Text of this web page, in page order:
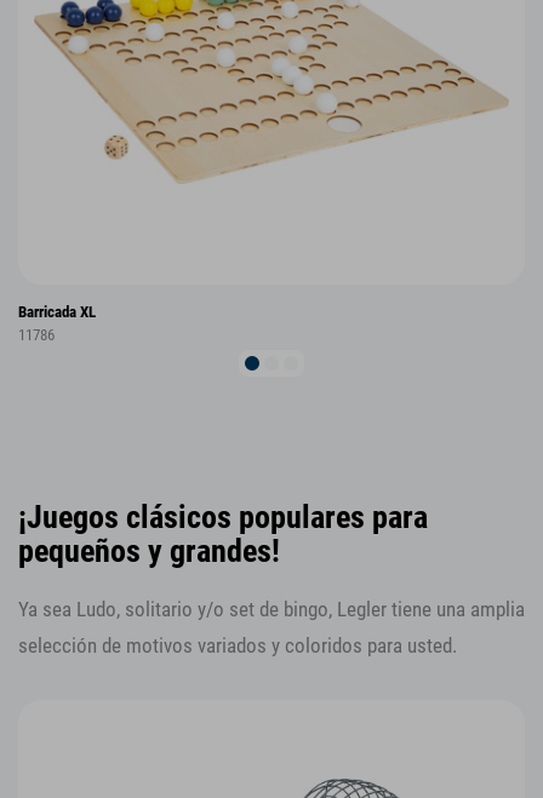
Barricada XL
11786
¡Juegos clásicos populares para
pequeños y grandes!
Ya sea Ludo, solitario y/o set de bingo, Legler tiene una amplia
selección de motivos variados y coloridos para usted.